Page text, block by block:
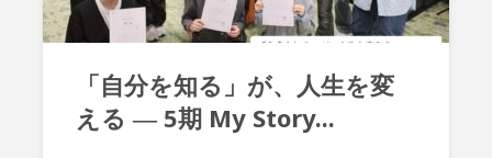
「自分を知る」が、人生を変
える ― 5期 My Story...